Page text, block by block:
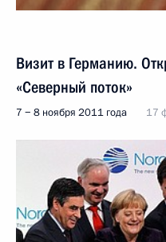
Визит в Германию.
«Северный поток»
7 − 8 ноября 2011 года 17